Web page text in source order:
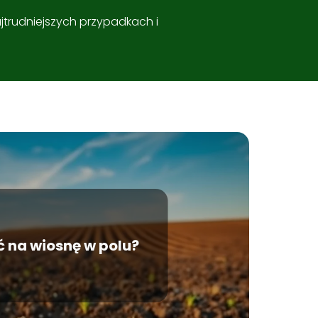
przypadkach i
na wiosnę w polu?